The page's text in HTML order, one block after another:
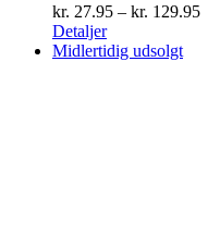
kr. 27.95 – kr. 129.95
Detaljer
Midlertidig udsolgt